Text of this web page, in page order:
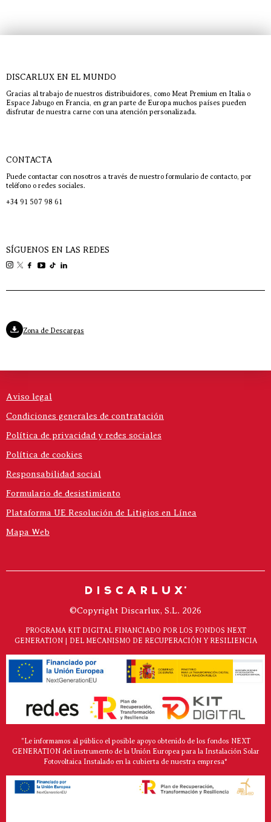
DISCARLUX EN EL MUNDO
Gracias al trabajo de nuestros distribuidores, como Meat Premium en Italia o
Espace Jabugo en Francia, en gran parte de Europa muchos países pueden
disfrutar de nuestra carne con una atención personalizada.
CONTACTA
Puede contactar con nosotros a través de nuestro formulario de contacto, por
teléfono o redes sociales.
+34 91 507 98 61
SÍGUENOS EN LAS REDES
Zona de Descargas
Aviso legal
Condiciones generales de contratación
Política de privacidad y redes sociales
Política de cookies
Responsabilidad social
Formulario de desistimiento
Plataforma UE Resolución de Litigios en Línea
Mapa Web
©Copyright Discarlux, S.L. 2026
PROGRAMA KIT DIGITAL FINANCIADO POR LOS FONDOS NEXT
GENERATION | DEL MECANISMO DE RECUPERACIÓN Y RESILIENCIA
"Le informamos al público el posible apoyo obtenido de los fondos NEXT
GENERATION del instrumento de la Unión Europea para la Instalación Solar
Fotovoltaica Instalado en la cubierta de nuestra empresa*